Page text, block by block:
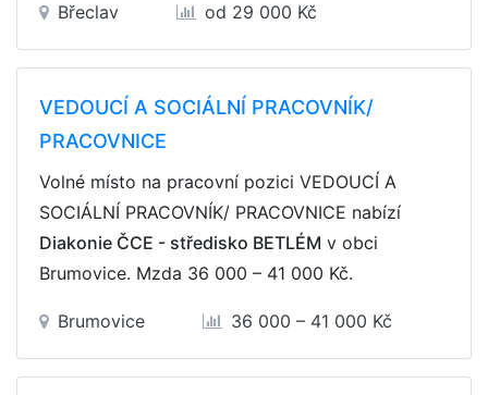
Břeclav od 29 000 Kč
VEDOUCÍ A SOCIÁLNÍ PRACOVNÍK/
PRACOVNICE
Volné místo na pracovní pozici VEDOUCÍ A
SOCIÁLNÍ PRACOVNÍK/ PRACOVNICE nabízí
Diakonie ČCE - středisko BETLÉM v obci
Brumovice. Mzda 36 000 – 41 000 Kč.
Brumovice 36 000 – 41 000 Kč